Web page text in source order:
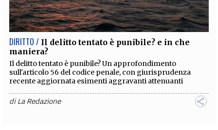
EXTRA
CODICI RUBRICHE LIBRI PROCEEDINGS PUBBLICITÀ CONTATTI
SOCIAL MEDIA
DIRITTO / Il delitto tentato è punibile? e in che
maniera?
Il delitto tentato è punibile? Un approfondimento
sull'articolo 56 del codice penale, con giurisprudenza
recente aggiornata esimenti aggravanti attenuanti
diLa Redazione